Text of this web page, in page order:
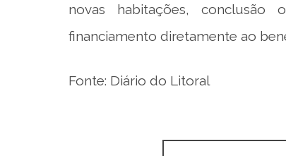
novas habitações, conclusão
financiamento diretamente ao
Fonte: Diário do Litoral